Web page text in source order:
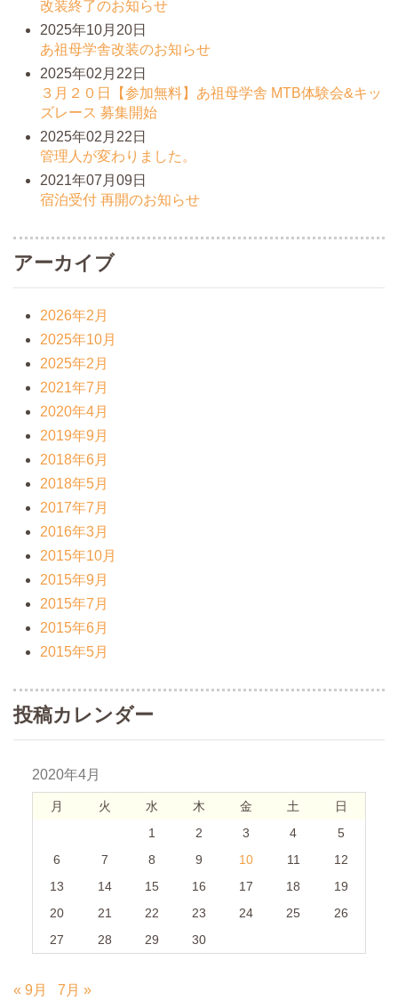
改装終了のお知らせ
2025年10月20日
あ祖母学舎改装のお知らせ
2025年02月22日
３月２０日【参加無料】あ祖母学舎 MTB体験会&キッ
ズレース 募集開始
2025年02月22日
管理人が変わりました。
2021年07月09日
宿泊受付 再開のお知らせ
アーカイブ
2026年2月
2025年10月
2025年2月
2021年7月
2020年4月
2019年9月
2018年6月
2018年5月
2017年7月
2016年3月
2015年10月
2015年9月
2015年7月
2015年6月
2015年5月
投稿カレンダー
2020年4月
月 火 水 木 金 土
日
1
2 3 4
5
6
7 8 9 10 11
12
13
14 15 16 17 18
19
20
21 22 23 24 25
26
27
28 29 30
« 9月 7月 »